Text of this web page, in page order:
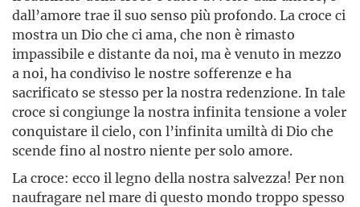
dall’amore trae il suo senso più profondo. La croce ci
mostra un Dio che ci ama, che non è rimasto
impassibile e distante da noi, ma è venuto in mezzo
a noi, ha condiviso le nostre sofferenze e ha
sacrificato se stesso per la nostra redenzione. In tale
croce si congiunge la nostra infinita tensione a voler
conquistare il cielo, con l’infinita umiltà di Dio che
scende fino al nostro niente per solo amore.
La croce: ecco il legno della nostra salvezza! Per non
naufragare nel mare di questo mondo troppo spesso